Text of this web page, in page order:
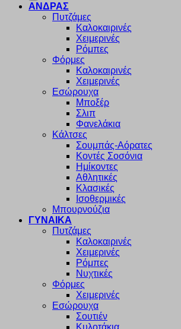
ΑΝΔΡΑΣ
Πυτζάμες
Καλοκαιρινές
Χειμερινές
Ρόμπες
Φόρμες
Καλοκαιρινές
Χειμερινές
Εσώρουχα
Μποξέρ
Σλιπ
Φανελάκια
Κάλτσες
Σουμπάς-Αόρατες
Κοντές Σοσόνια
Ημίκοντες
Αθλητικές
Κλασικές
Ισοθερμικές
Μπουρνούζια
ΓΥΝΑΙΚΑ
Πυτζάμες
Καλοκαιρινές
Χειμερινές
Ρόμπες
Νυχτικές
Φόρμες
Χειμερινές
Εσώρουχα
Σουτιέν
Κυλοτάκια